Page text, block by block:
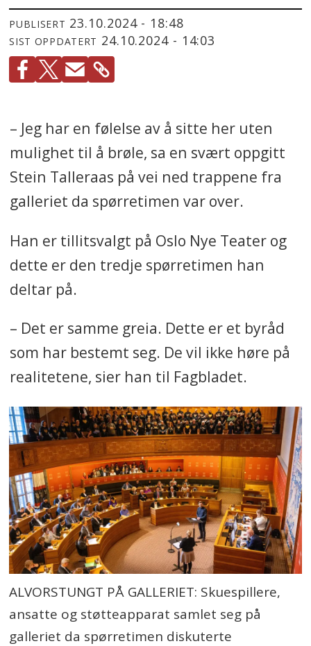
PUBLISERT 23.10.2024 - 18:48
SIST OPPDATERT 24.10.2024 - 14:03
– Jeg har en følelse av å sitte her uten
mulighet til å brøle, sa en svært oppgitt
Stein Talleraas på vei ned trappene fra
galleriet da spørretimen var over.
Han er tillitsvalgt på Oslo Nye Teater og
dette er den tredje spørretimen han
deltar på.
– Det er samme greia. Dette er et byråd
som har bestemt seg. De vil ikke høre på
realitetene, sier han til Fagbladet.
ALVORSTUNGT PÅ GALLERIET: Skuespillere,
ansatte og støtteapparat samlet seg på
galleriet da spørretimen diskuterte